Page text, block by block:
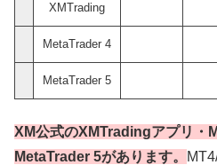
XMTrading
MetaTrader 4
MetaTrader 5
XM公式のXMTradingアプリ・
MetaTrader 5があります。